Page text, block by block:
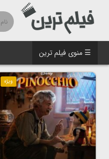
☰ منوی فیلم ترین
ویژه